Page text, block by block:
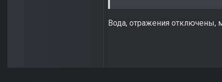
Вода, отражения отключены,